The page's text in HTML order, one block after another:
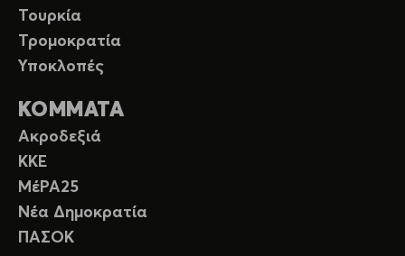
Τουρκία
Τρομοκρατία
Υποκλοπές
ΚΟΜΜΑΤΑ
Ακροδεξιά
ΚΚΕ
ΜέΡΑ25
Νέα Δημοκρατία
ΠΑΣΟΚ